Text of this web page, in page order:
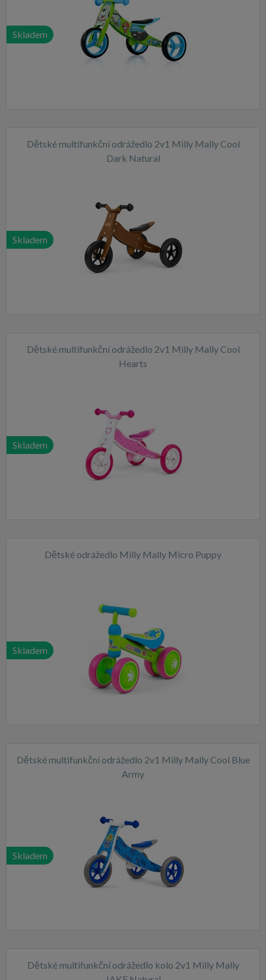
Skladem
Dětské multifunkční odrážedlo 2v1 Milly Mally Cool
Dark Natural
Skladem
Dětské multifunkční odrážedlo 2v1 Milly Mally Cool
Hearts
Skladem
Dětské odrážedlo Milly Mally Micro Puppy
Skladem
Dětské multifunkční odrážedlo 2v1 Milly Mally Cool Blue
Army
Skladem
Dětské multifunkční odrážedlo kolo 2v1 Milly Mally